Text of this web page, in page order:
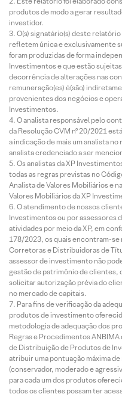
produtos de modo a gerar
investidor.
O(s) signatário(s) deste
refletem única e exclusivamente
foram produzidas de forma
Investimentos e que estão
decorrência de alterações nas
remuneração(es) é(são)
provenientes dos negócios e
Investimentos.
O analista responsável pelo
da Resolução CVM nº 20/2021
a indicação de mais um analista
analista credenciado a ser
Os analistas da XP
todas as regras previstas no
Analista de Valores Mobiliários e
Valores Mobiliários da XP
O atendimento de nossos
Investimentos ou por assessores
atividades por meio da XP, em
178/2023, os quais encontram-se
Corretoras e Distribuidoras de
assessor de investimento não
gestão de patrimônio de clientes,
solicitar autorização prévia do
no mercado de capitais.
Para fins de verificação da
produtos de investimento
metodologia de adequação dos
Regras e Procedimentos ANBIMA
de Distribuição de Produtos de
atribuir uma pontuação máxima
(conservador, moderado e
para cada um dos produtos
todos os clientes possam ter